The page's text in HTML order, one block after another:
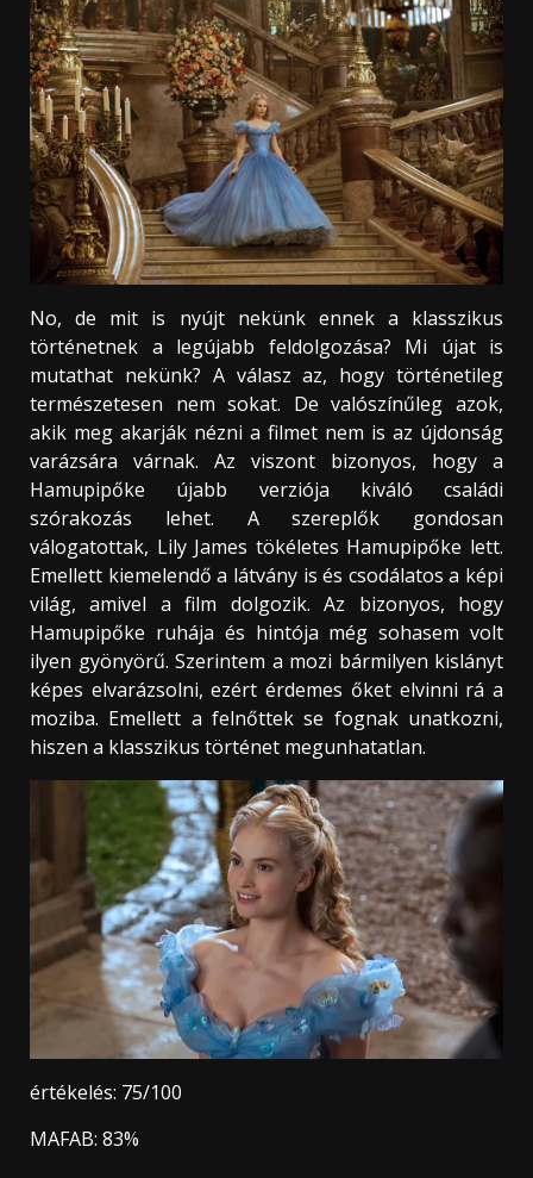
No, de mit is nyújt nekünk ennek a klasszikus
történetnek a legújabb feldolgozása? Mi újat is
mutathat nekünk? A válasz az, hogy történetileg
természetesen nem sokat. De valószínűleg azok,
akik meg akarják nézni a filmet nem is az újdonság
varázsára várnak. Az viszont bizonyos, hogy a
Hamupipőke újabb verziója kiváló családi
szórakozás lehet. A szereplők gondosan
válogatottak, Lily James tökéletes Hamupipőke lett.
Emellett kiemelendő a látvány is és csodálatos a képi
világ, amivel a film dolgozik. Az bizonyos, hogy
Hamupipőke ruhája és hintója még sohasem volt
ilyen gyönyörű. Szerintem a mozi bármilyen kislányt
képes elvarázsolni, ezért érdemes őket elvinni rá a
moziba. Emellett a felnőttek se fognak unatkozni,
hiszen a klasszikus történet megunhatatlan.
értékelés: 75/100
MAFAB: 83%